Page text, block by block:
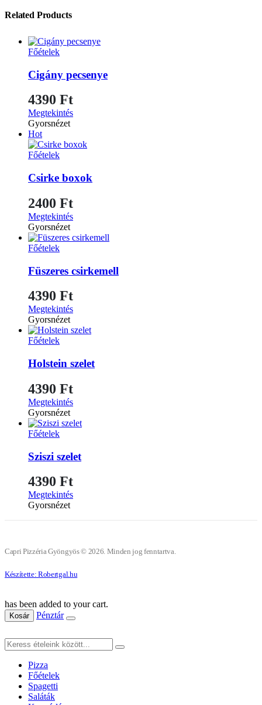
Related Products
Főételek
Cigány pecsenye
4390 Ft
Megtekintés
Gyorsnézet
Hot
Főételek
Csirke boxok
2400 Ft
Megtekintés
Gyorsnézet
Főételek
Füszeres csirkemell
4390 Ft
Megtekintés
Gyorsnézet
Főételek
Holstein szelet
4390 Ft
Megtekintés
Gyorsnézet
Főételek
Sziszi szelet
4390 Ft
Megtekintés
Gyorsnézet
Capri Pizzéria Gyöngyös © 2026. Minden jog fenntartva.
Készítette: Robertgal.hu
has been added to your cart.
Kosár Pénztár
Pizza
Főételek
Spagetti
Saláták